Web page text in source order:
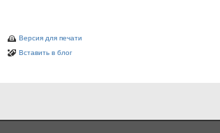
Версия для печати
Вставить в блог